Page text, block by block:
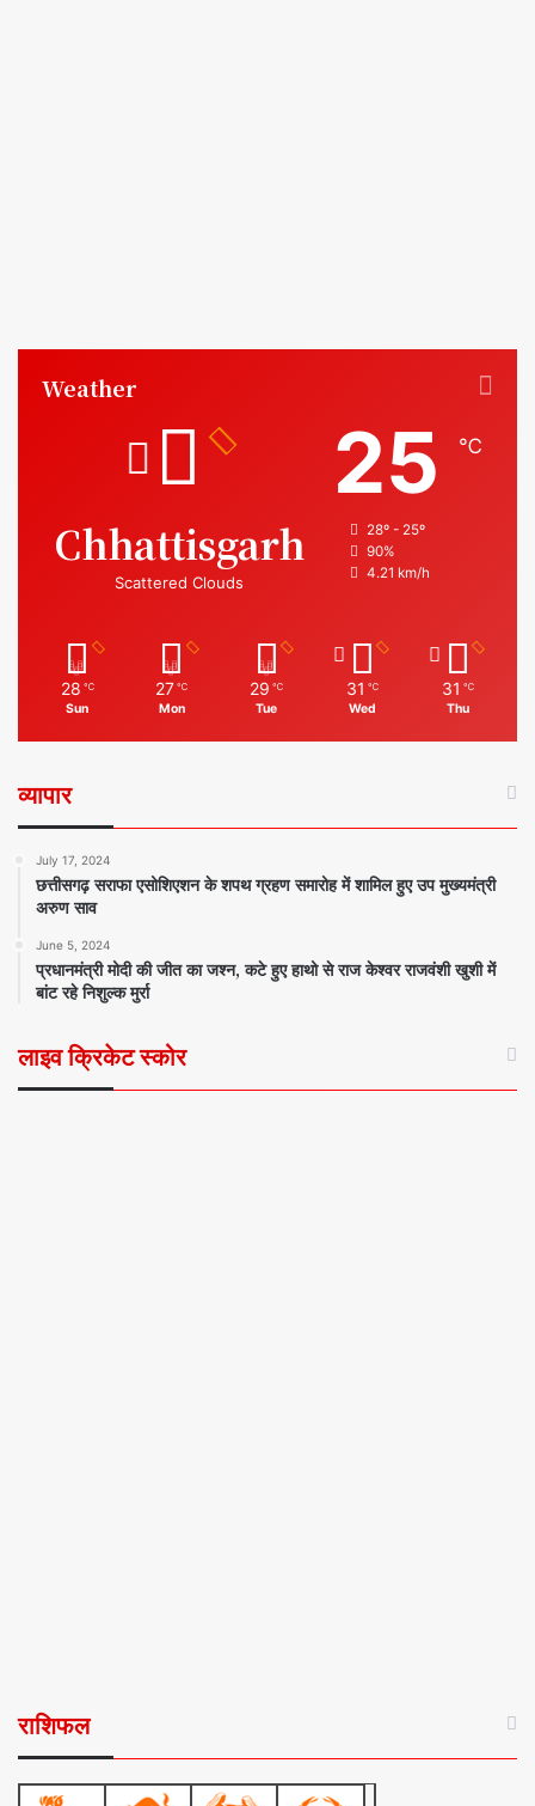
Weather
Chhattisgarh
Scattered Clouds
25 ℃
28º - 25º
90%
4.21 km/h
28 ℃
Sun
27 ℃
Mon
29 ℃
Tue
31 ℃
Wed
31 ℃
Thu
व्यापार
July 17, 2024
छत्तीसगढ़ सराफा एसोशिएशन के शपथ ग्रहण समारोह में शामिल हुए उप मुख्यमंत्री
अरुण साव
June 5, 2024
प्रधानमंत्री मोदी की जीत का जश्न, कटे हुए हाथो से राज केश्वर राजवंशी खुशी में
बांट रहे निशुल्क मुर्रा
लाइव क्रिकेट स्कोर
राशिफल